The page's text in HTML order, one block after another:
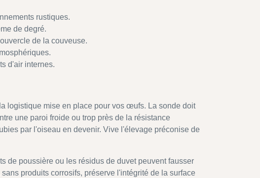
rustiques.
de degré.
de la couveuse.
d'air internes.
logistique mise en place pour vos œufs. La sonde doit
une paroi froide ou trop près de la résistance
par l'oiseau en devenir. Vive l'élevage préconise de
de poussière ou les résidus de duvet peuvent fausser
produits corrosifs, préserve l'intégrité de la surface